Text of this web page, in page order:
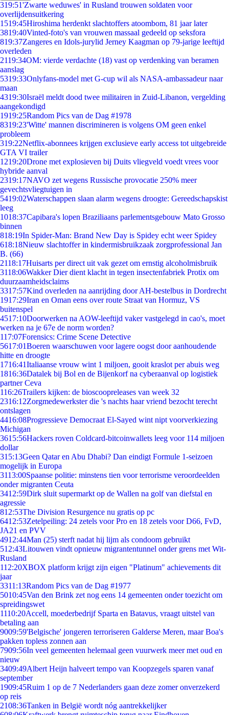
319:51'Zwarte weduwes' in Rusland trouwen soldaten voor
overlijdensuitkering
1519:45Hiroshima herdenkt slachtoffers atoombom, 81 jaar later
3819:40Vinted-foto's van vrouwen massaal gedeeld op seksfora
819:37Zangeres en Idols-jurylid Jerney Kaagman op 79-jarige leeftijd
overleden
2119:34OM: vierde verdachte (18) vast op verdenking van beramen
aanslag
5319:33Onlyfans-model met G-cup wil als NASA-ambassadeur naar
maan
4319:30Israël meldt dood twee militairen in Zuid-Libanon, vergelding
aangekondigd
1919:25Random Pics van de Dag #1978
8319:23'Witte' mannen discrimineren is volgens OM geen enkel
probleem
319:22Netflix-abonnees krijgen exclusieve early access tot uitgebreide
GTA VI trailer
1219:20Drone met explosieven bij Duits vliegveld voedt vrees voor
hybride aanval
2319:17NAVO zet wegens Russische provocatie 250% meer
gevechtsvliegtuigen in
5419:02Waterschappen slaan alarm wegens droogte: Gereedschapskist
leeg
1018:37Capibara's lopen Braziliaans parlementsgebouw Mato Grosso
binnen
818:19In Spider-Man: Brand New Day is Spidey echt weer Spidey
618:18Nieuw slachtoffer in kindermisbruikzaak zorgprofessional Jan
B. (66)
2118:17Huisarts per direct uit vak gezet om ernstig alcoholmisbruik
3118:06Wakker Dier dient klacht in tegen insectenfabriek Protix om
duurzaamheidsclaims
3317:57Kind overleden na aanrijding door AH-bestelbus in Dordrecht
1917:29Iran en Oman eens over route Straat van Hormuz, VS
buitenspel
4517:10Doorwerken na AOW-leeftijd vaker vastgelegd in cao's, moet
werken na je 67e de norm worden?
117:07Forensics: Crime Scene Detective
5617:01Boeren waarschuwen voor lagere oogst door aanhoudende
hitte en droogte
1716:41Italiaanse vrouw wint 1 miljoen, gooit kraslot per abuis weg
1816:36Datalek bij Bol en de Bijenkorf na cyberaanval op logistiek
partner Ceva
116:26Trailers kijken: de bioscoopreleases van week 32
2316:12Zorgmedewerkster die 's nachts haar vriend bezocht terecht
ontslagen
4416:08Progressieve Democraat El-Sayed wint nipt voorverkiezing
Michigan
3615:56Hackers roven Coldcard-bitcoinwallets leeg voor 114 miljoen
dollar
315:13Geen Qatar en Abu Dhabi? Dan eindigt Formule 1-seizoen
mogelijk in Europa
3113:00Spaanse politie: minstens tien voor terrorisme veroordeelden
onder migranten Ceuta
3412:59Dirk sluit supermarkt op de Wallen na golf van diefstal en
agressie
812:53The Division Resurgence nu gratis op pc
6412:53Zetelpeiling: 24 zetels voor Pro en 18 zetels voor D66, FvD,
JA21 en PVV
4912:44Man (25) sterft nadat hij lijm als condoom gebruikt
512:43Litouwen vindt opnieuw migrantentunnel onder grens met Wit-
Rusland
112:20XBOX platform krijgt zijn eigen "Platinum" achievements dit
jaar
3311:13Random Pics van de Dag #1977
5010:45Van den Brink zet nog eens 14 gemeenten onder toezicht om
spreidingswet
1110:20Accell, moederbedrijf Sparta en Batavus, vraagt uitstel van
betaling aan
9009:59'Belgische' jongeren terroriseren Galderse Meren, maar Boa's
pakken topless zonnen aan
7909:56In veel gemeenten helemaal geen vuurwerk meer met oud en
nieuw
3409:49Albert Heijn halveert tempo van Koopzegels sparen vanaf
september
1909:45Ruim 1 op de 7 Nederlanders gaan deze zomer onverzekerd
op reis
2108:36Tanken in België wordt nóg aantrekkelijker